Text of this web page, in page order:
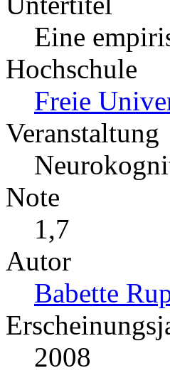
Eine
Hochschule
Freie
Veranstaltung
Note
1,7
Autor
Babette
2008